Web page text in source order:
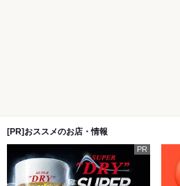
[PR]おススメのお店・情報
PR